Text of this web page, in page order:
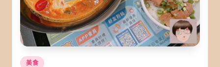
Posted
美食